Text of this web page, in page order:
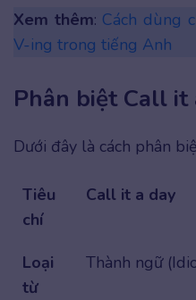
Xem thêm: Cách dùng
V-ing trong tiếng Anh
Phân biệt Call it
Dưới đây là cách phân
Tiêu
chí
Call it a day
Loại
từ
Thành ngữ